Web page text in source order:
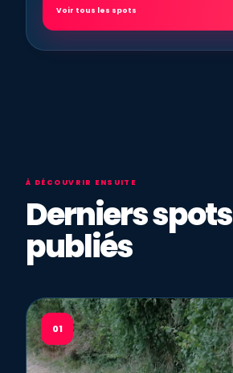
Voir tous les spots
À DÉCOUVRIR ENSUITE
Derniers spots
publiés
01